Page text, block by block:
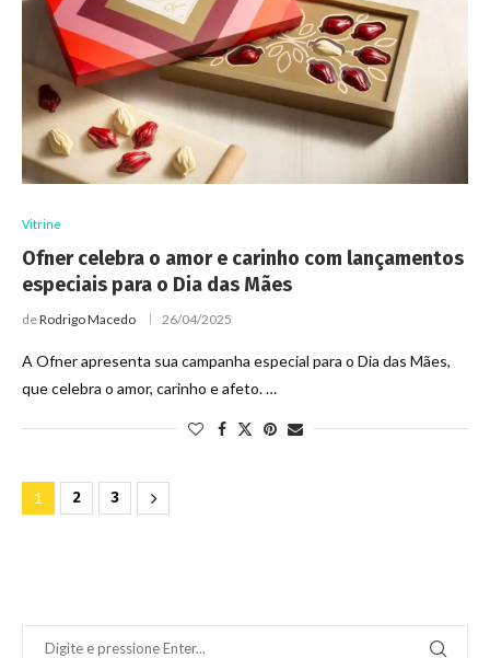
Vitrine
Ofner celebra o amor e carinho com lançamentos
especiais para o Dia das Mães
deRodrigo Macedo 26/04/2025
A Ofner apresenta sua campanha especial para o Dia das Mães,
que celebra o amor, carinho e afeto. …
1 2 3